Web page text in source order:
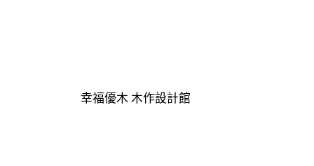
幸福優木 木作設計館